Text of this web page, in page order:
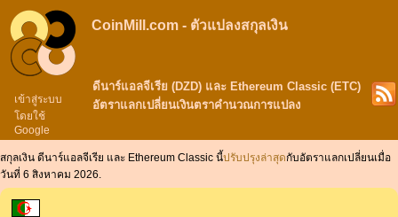
เข้าสู่ระบบ
โดยใช้
Google
CoinMill.com - ตัวแปลงสกุลเงิน
ดีนาร์แอลจีเรีย (DZD) และ Ethereum Classic (ETC)
อัตราแลกเปลี่ยนเงินตราคำนวณการแปลง
สกุลเงิน ดีนาร์แอลจีเรีย และ Ethereum Classic นี้ปรับปรุงล่าสุดกับอัตราแลกเปลี่ยนเมื่อ
วันที่ 6 สิงหาคม 2026.